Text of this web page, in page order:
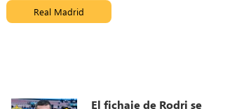
Real Madrid
El fichaje de Rodri se